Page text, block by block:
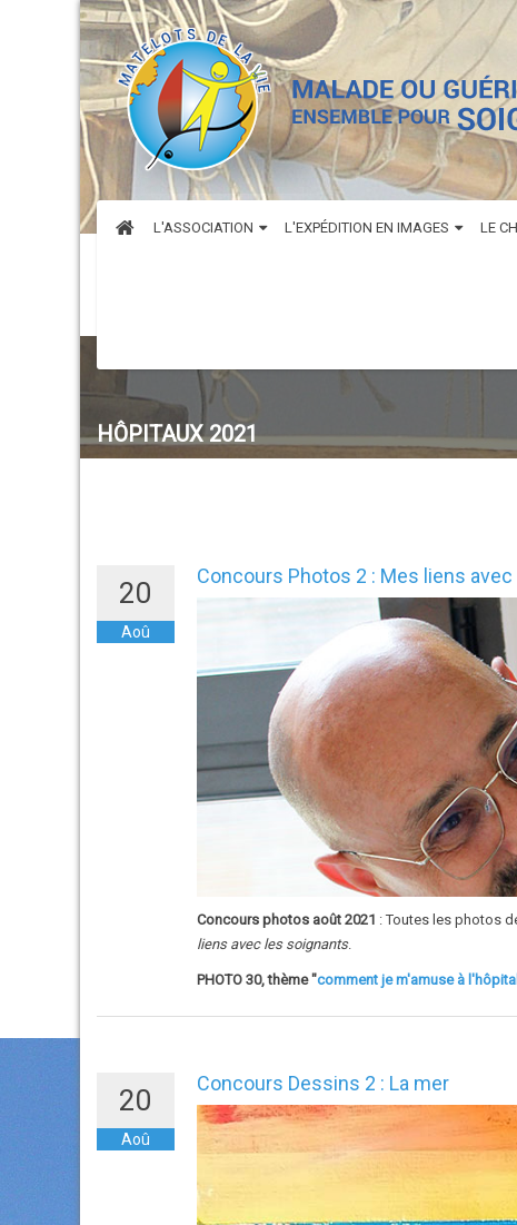
L'ASSOCIATION L'EXPÉDITION EN IMAGES LE
HÔPITAUX 2021
20
Aoû
Concours Photos 2 : Mes liens
Concours photos août 2021 : Toutes les photos
liens avec les soignants.
PHOTO 30, thème "comment je m'amuse à l'hôpital
20
Aoû
Concours Dessins 2 : La mer